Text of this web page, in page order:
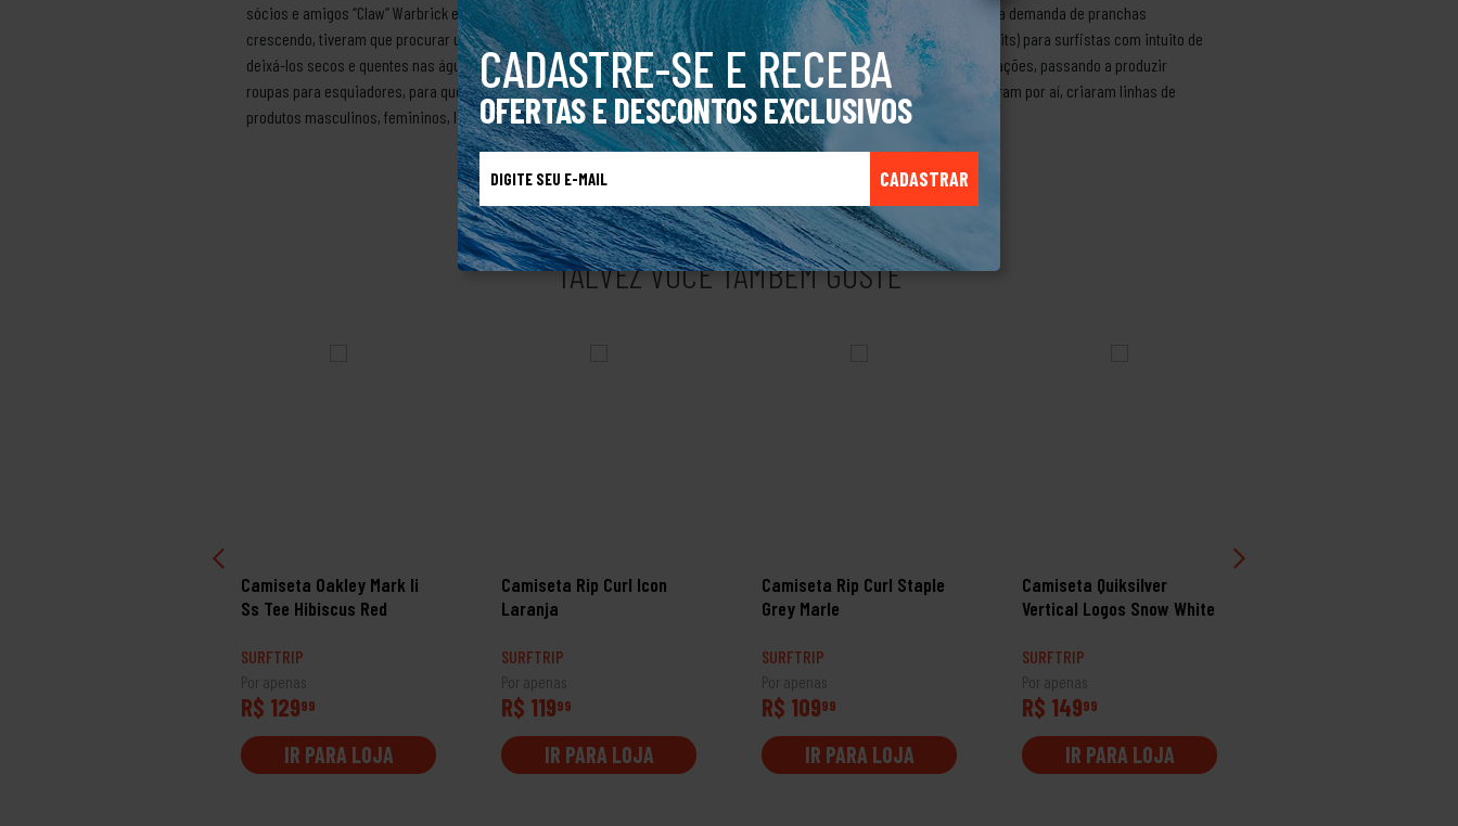
CADASTRE-SE E RECEBA
OFERTAS E DESCONTOS EXCLUSIVOS
CADASTRAR
sócios e amigos “Claw” Warbrick e Brian “Sing Ding” Singer, no fundo de uma garagem alugada produzindo pranchas. Com a demanda de pranchas
crescendo, tiveram que procurar um espaço maior. Além das pranchas, começaram a fabricar roupas de borracha (wetsuits) para surfistas com intuito de
deixá-los secos e quentes nas águas frias da Austrália.Com o tempo foram adquirindo técnicas e aperfeiçoando suas criações, passando a produzir
roupas para esquiadores, para quem pratica Windsurf, snowboard e navegadores, ampliando seu mercado. Eles não pararam por aí, criaram linhas de
produtos masculinos, femininos, linha de acessório e muito mais.Produto Original.
TALVEZ VOCÊ TAMBÉM GOSTE
Camiseta Oakley Mark Ii
Ss Tee Hibiscus Red
SURFTRIP
Por apenas
R$ 12999
IR PARA LOJA
Camiseta Rip Curl Icon
Laranja
SURFTRIP
Por apenas
R$ 11999
IR PARA LOJA
Camiseta Rip Curl Staple
Grey Marle
SURFTRIP
Por apenas
R$ 10999
IR PARA LOJA
Camiseta Quiksilver
Vertical Logos Snow White
SURFTRIP
Por apenas
R$ 14999
IR PARA LOJA